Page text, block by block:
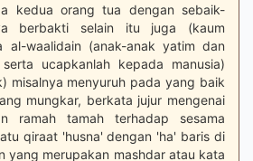
kedua orang tua dengan sebaik-
berbakti selain itu juga (kaum
al-waalidain (anak-anak yatim dan
ucapkanlah kepada manusia)
misalnya menyuruh pada yang baik
mungkar, berkata jujur mengenai
ramah tamah terhadap sesama
qiraat 'husna' dengan 'ha' baris di
yang merupakan mashdar atau kata